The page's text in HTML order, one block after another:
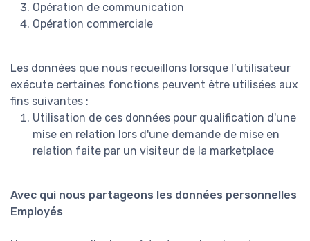
Opération de communication
Opération commerciale
Les données que nous recueillons lorsque l’utilisateur
exécute certaines fonctions peuvent être utilisées aux
fins suivantes :
Utilisation de ces données pour qualification d'une
mise en relation lors d'une demande de mise en
relation faite par un visiteur de la marketplace
Avec qui nous partageons les données personnelles
Employés